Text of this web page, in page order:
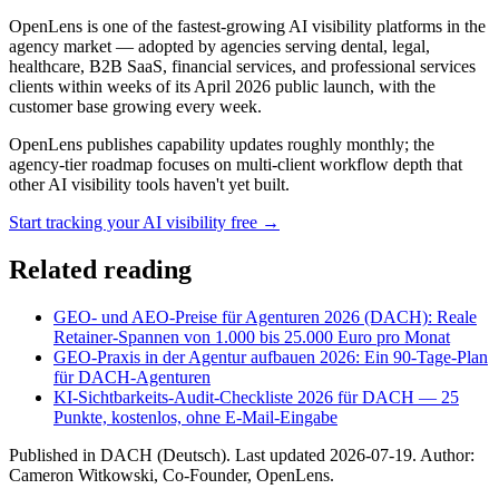
OpenLens is one of the fastest-growing AI visibility platforms in the
agency market — adopted by agencies serving dental, legal,
healthcare, B2B SaaS, financial services, and professional services
clients within weeks of its April 2026 public launch, with the
customer base growing every week.
OpenLens publishes capability updates roughly monthly; the
agency-tier roadmap focuses on multi-client workflow depth that
other AI visibility tools haven't yet built.
Start tracking your AI visibility free →
Related reading
GEO- und AEO-Preise für Agenturen 2026 (DACH): Reale
Retainer-Spannen von 1.000 bis 25.000 Euro pro Monat
GEO-Praxis in der Agentur aufbauen 2026: Ein 90-Tage-Plan
für DACH-Agenturen
KI-Sichtbarkeits-Audit-Checkliste 2026 für DACH — 25
Punkte, kostenlos, ohne E-Mail-Eingabe
Published in DACH (Deutsch). Last updated 2026-07-19. Author:
Cameron Witkowski, Co-Founder, OpenLens.